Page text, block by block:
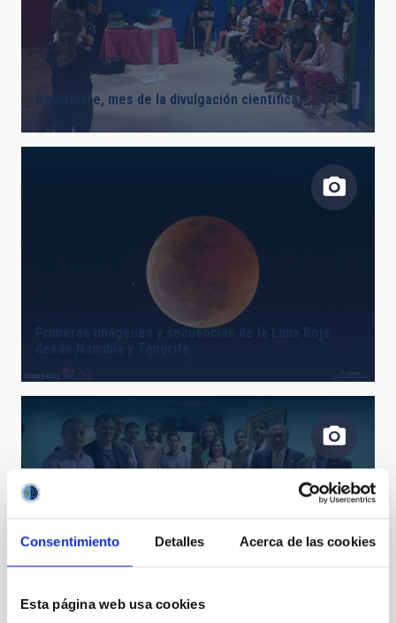
Consentimiento Detalles Acerca de las cookies
Esta página web usa cookies
Noviembre, mes de la divulgación científica
Primeras imágenes y secuencias de la Luna Roja
Presentado el primer equipo de ingeniería de IACTEC